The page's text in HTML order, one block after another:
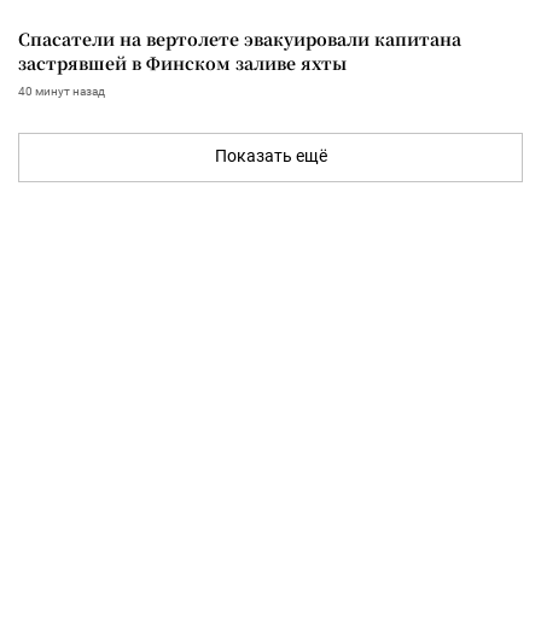
Спасатели на вертолете эвакуировали капитана
застрявшей в Финском заливе яхты
40 минут назад
Показать ещё